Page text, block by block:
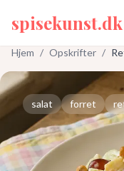
spisekunst.dk
Hjem / Opskrifter /
salat forret